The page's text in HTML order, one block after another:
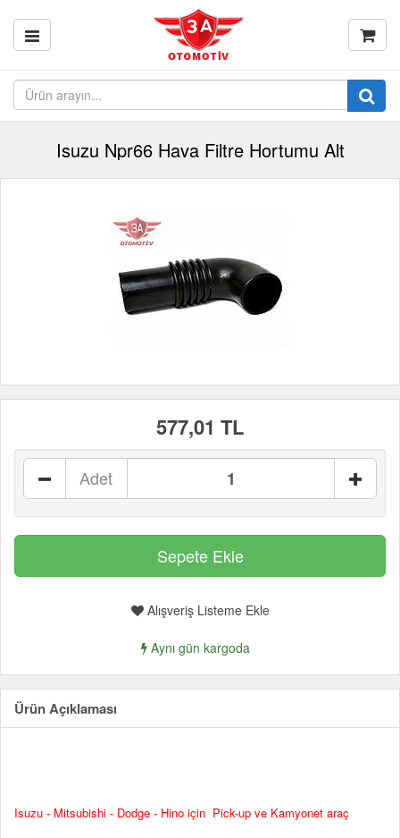
Isuzu Npr66 Hava Filtre Hortumu Alt
577,01 TL
Adet
Alışveriş Listeme Ekle
Aynı gün kargoda
Ürün Açıklaması
Isuzu - Mitsubishi - Dodge - Hino için Pick-up ve Kamyonet araç